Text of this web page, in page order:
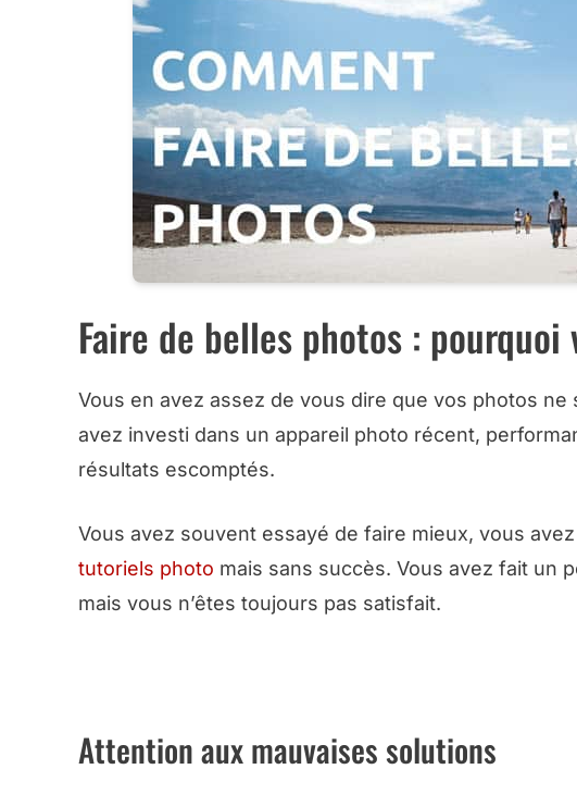
Faire de belles photos : pourquoi
Vous en avez assez de vous dire que vos photos
avez investi dans un appareil photo récent,
résultats escomptés.
Vous avez souvent essayé de faire mieux, vous
tutoriels photo mais sans succès. Vous avez fait un
mais vous n’êtes toujours pas satisfait.
Attention aux mauvaises solutions